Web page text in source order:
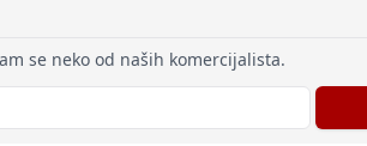
se neko od naših komercijalista.